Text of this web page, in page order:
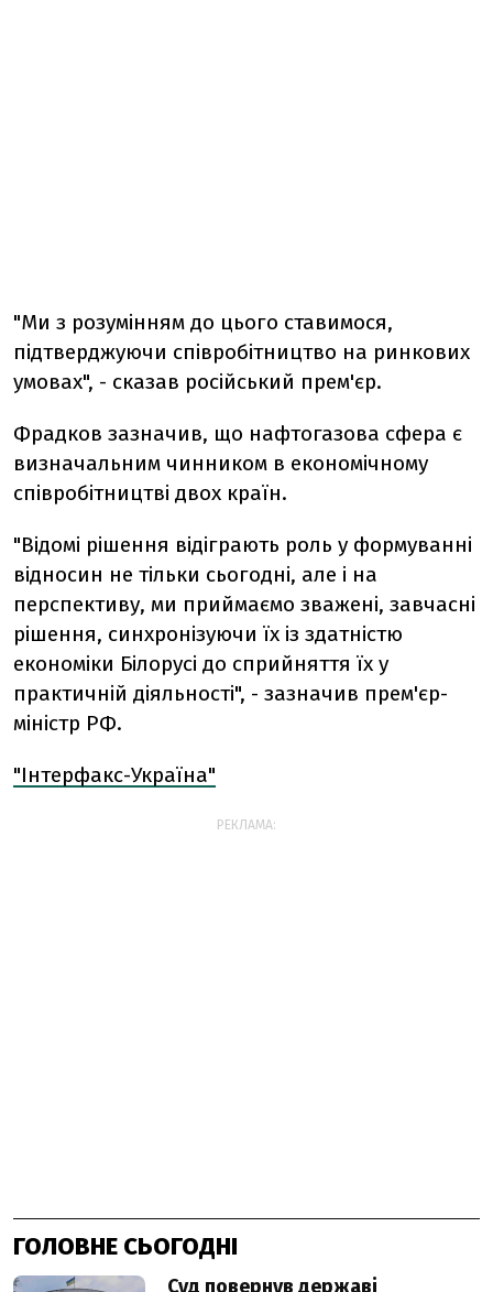
"Ми з розумінням до цього ставимося,
підтверджуючи співробітництво на ринкових
умовах", - сказав російський прем'єр.
Фрадков зазначив, що нафтогазова сфера є
визначальним чинником в економічному
співробітництві двох країн.
"Відомі рішення відіграють роль у формуванні
відносин не тільки сьогодні, але і на
перспективу, ми приймаємо зважені, завчасні
рішення, синхронізуючи їх із здатністю
економіки Білорусі до сприйняття їх у
практичній діяльності", - зазначив прем'єр-
міністр РФ.
"Інтерфакс-Україна"
РЕКЛАМА:
ГОЛОВНЕ СЬОГОДНІ
Суд повернув державі